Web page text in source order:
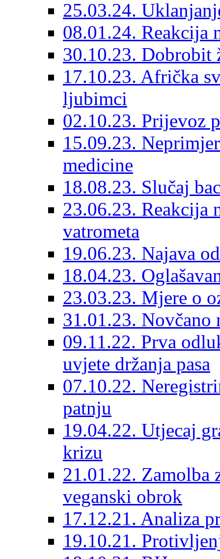
25.03.24.
08.01.24. Reakcija
30.10.23. Dobrobit
17.10.23. Afrička
ljubimci
02.10.23. Prijevoz
15.09.23.
medicine
18.08.23. Slučaj
23.06.23. Reakcija
vatrometa
19.06.23. Najava
18.04.23.
23.03.23. Mjere o
31.01.23. Novčano
09.11.22. Prva
uvjete držanja pasa
07.10.22.
patnju
19.04.22. Utjecaj
krizu
21.01.22. Zamolba
veganski obrok
17.12.21. Analiza
19.10.21.